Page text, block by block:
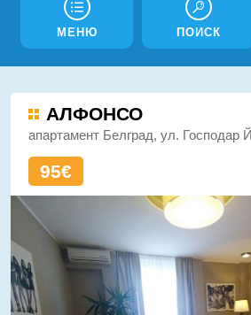
МЕНЮ ПОИСК
АЛФОНСО
апартамент Белград, ул. Господар
95€